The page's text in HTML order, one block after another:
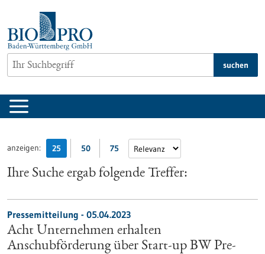
springen
suchen
anzeigen: 25 50 75
Ihre Suche ergab folgende Treffer:
Pressemitteilung - 05.04.2023
Acht Unternehmen erhalten
Anschubförderung über Start-up BW Pre-